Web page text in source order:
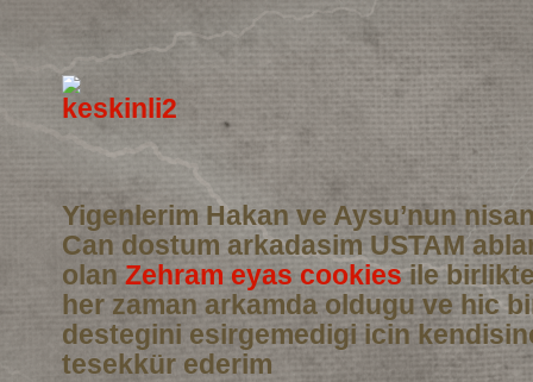
Yigenlerim Hakan ve Aysu’nun
Can dostum arkadasim USTAM
olan Zehram eyas cookiesile
her zaman arkamda oldugu ve hic
destegini esirgemedigi icin
tesekkür ederim